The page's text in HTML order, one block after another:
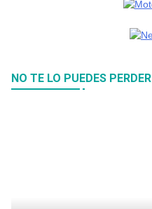
NO TE LO PUEDES PERDER